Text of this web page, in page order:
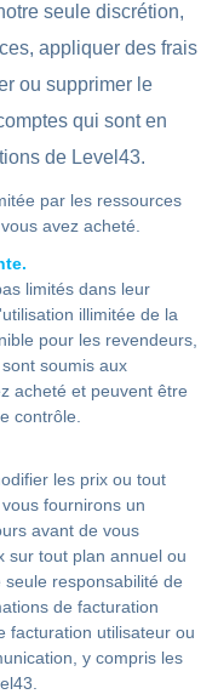
seule discrétion,
appliquer des frais
ou supprimer le
qui sont en
de Level43.
par les ressources
avez acheté.
limités dans leur
illimitée de la
pour les revendeurs,
soumis aux
acheté et peuvent être
contrôle.
les prix ou tout
fournirons un
avant de vous
sur tout plan annuel ou
responsabilité de
de facturation
facturation utilisateur ou
y compris les